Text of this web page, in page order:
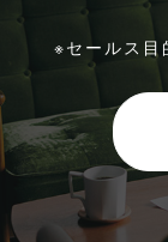
※セールス目